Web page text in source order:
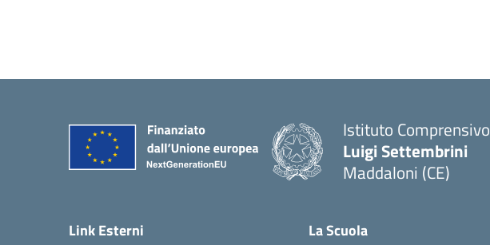
Istituto Comprensivo
Luigi Settembrini
Maddaloni (CE)
Link Esterni La Scuola